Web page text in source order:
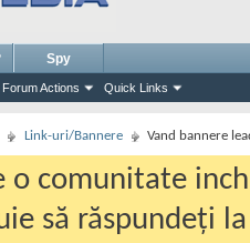
Forum Actions Quick Links
Spy
Link-uri/Bannere Vand bannere
o comunitate
să răspundeți